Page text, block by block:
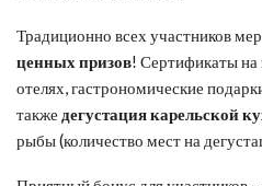
Традиционно всех участников
ценных призов! Сертификаты на
отелях, гастрономические
также дегустация карельской
рыбы (количество мест на